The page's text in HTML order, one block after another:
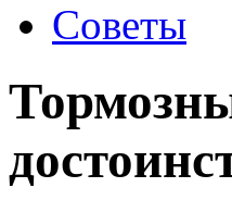
Советы